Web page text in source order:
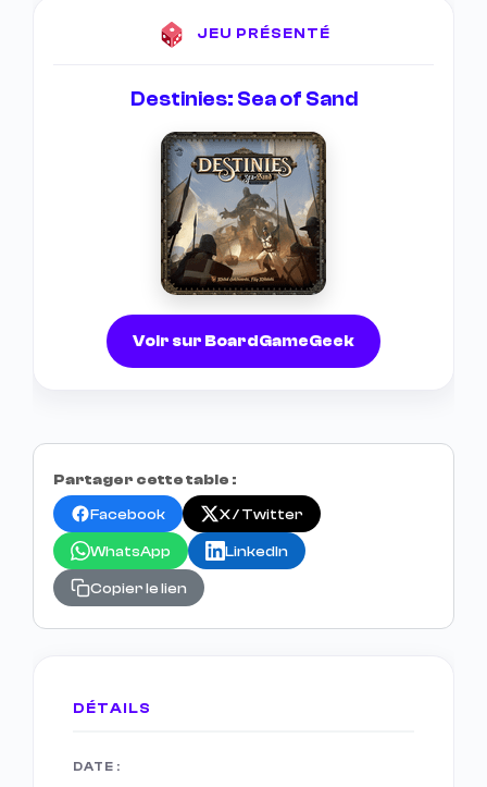
JEU PRÉSENTÉ
Destinies: Sea of Sand
Voir sur BoardGameGeek
Partager cette table :
Facebook X / Twitter
WhatsApp LinkedIn
Copier le lien
DÉTAILS
DATE :